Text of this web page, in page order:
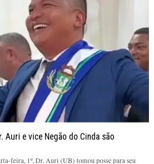
Auri e vice Negão do Cinda são
feira, 1º, Dr. Auri (UB) tomou posse para seu